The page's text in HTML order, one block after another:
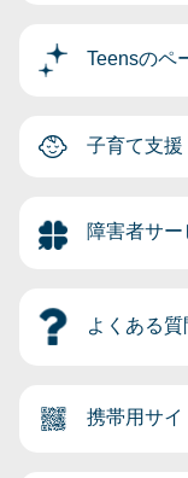
Teensのペ
子育て支援
障害者サー
よくある質
携帯用サイ